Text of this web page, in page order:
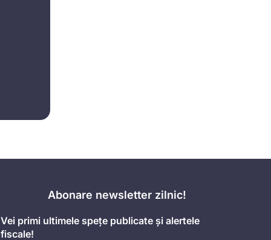
Abonare newsletter zilnic!
Vei primi ultimele spețe publicate și alertele
fiscale!